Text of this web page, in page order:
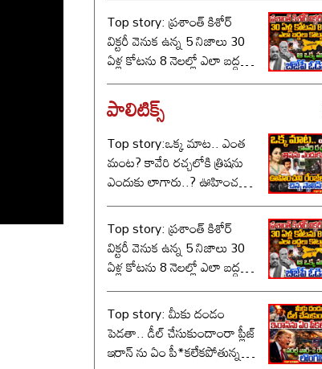
Top story: ప్రశాంత్ కిశోర్
విక్టరీ వెనుక ఉన్న 5 నిజాలు 30
ఏళ్ల కోటను 8 నెలల్లో ఎలా బద్దలు
కొట్టాడు..? ఆ ఒక్క మాటతోనే
బీజేపీ ఓడిపోయిందా..?
పాలిటిక్స్‌
Top story:ఒక్క మాట.. ఎంత
మంట? కావేరి రచ్చలోకి త్రిషను
ఎందుకు లాగారు..? ఊహించని
రేంజ్ లో బుక్కైన చిన్న స్టాలిన్..!
Top story: ప్రశాంత్ కిశోర్
విక్టరీ వెనుక ఉన్న 5 నిజాలు 30
ఏళ్ల కోటను 8 నెలల్లో ఎలా బద్దలు
కొట్టాడు..? ఆ ఒక్క మాటతోనే
బీజేపీ ఓడిపోయిందా..?
Top story: మీకు దండం
పెడతా.. డీల్ చేసుకుందాంరా ప్లీజ్
ఇరాన్ ను ఏం పీ*కలేకపోతున్న